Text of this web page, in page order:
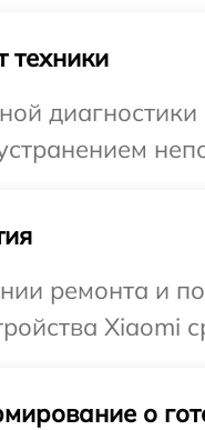
техники
ремонта и
Xiaomi
о